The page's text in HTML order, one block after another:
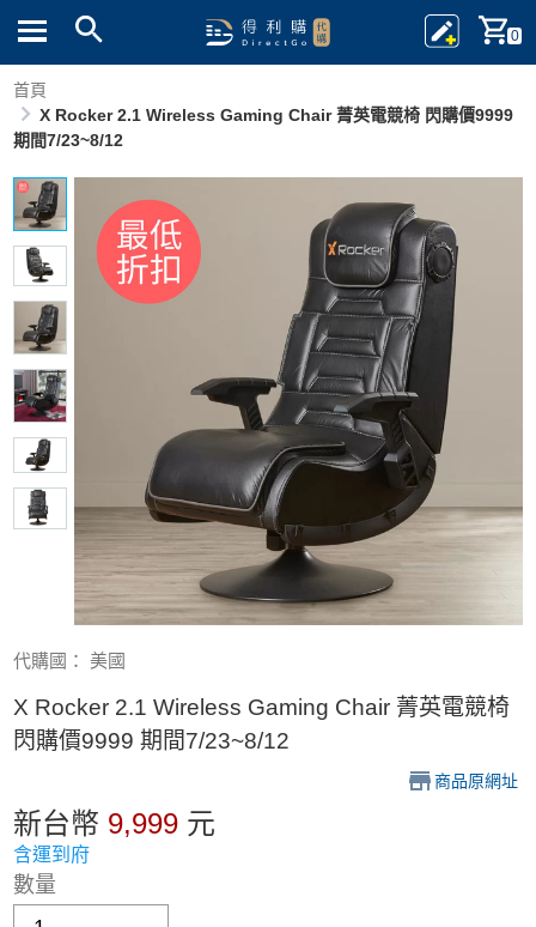
0
首頁
X Rocker 2.1 Wireless Gaming Chair 菁英電競椅 閃購價9999
期間7/23~8/12
代購國： 美國
X Rocker 2.1 Wireless Gaming Chair 菁英電競椅
閃購價9999 期間7/23~8/12
商品原網址
新台幣 9,999 元
含運到府
數量